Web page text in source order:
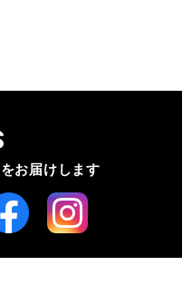
お届けします